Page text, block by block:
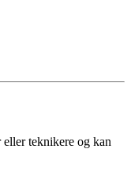
teknikere og kan